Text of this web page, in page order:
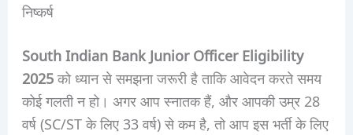
निष्कर्ष
South Indian Bank Junior Officer Eligibility
2025को ध्यान से समझना जरूरी है ताकि आवेदन करते समय
कोई गलती न हो। अगर आप स्नातक हैं, और आपकी उम्र 28
वर्ष (SC/ST के लिए 33 वर्ष) से कम है, तो आप इस भर्ती के लिए